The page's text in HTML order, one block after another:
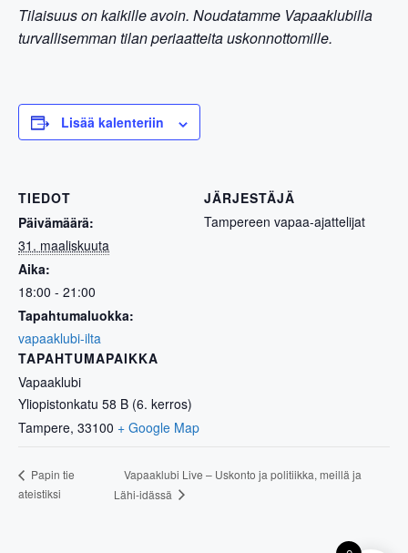
Tilaisuus on kaikille avoin. Noudatamme Vapaaklubilla
turvallisemman tilan periaatteita uskonnottomille.
Lisää kalenteriin
TIEDOT
Päivämäärä:
31. maaliskuuta
Aika:
18:00 - 21:00
Tapahtumaluokka:
vapaaklubi-ilta
TAPAHTUMAPAIKKA
Vapaaklubi
Yliopistonkatu 58 B (6. kerros)
Tampere, 33100 + Google Map
JÄRJESTÄJÄ
Tampereen vapaa-ajattelijat
Papin tie
ateistiksi
Vapaaklubi Live – Uskonto ja politiikka, meillä ja
Lähi-idässä